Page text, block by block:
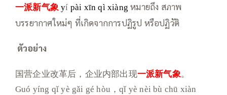
一派新气象yí pài xīn qì xiàngหมายถึง สภาพ
บรรยากาศใหม่ๆ ที่เกิดจากการปฏิรูป หรือปฏิวัติ
ตัวอย่าง
国营企业改革后，企业内部出现一派新气象。
Guó yíng qǐ yè gǎi gé hòu，qǐ yè nèi bù chū xiàn